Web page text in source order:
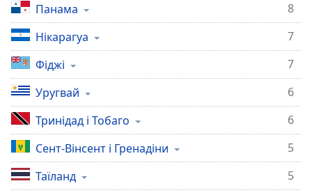
Панама
8
Нікарагуа
7
Фіджі
7
Уругвай
6
Тринідад і Тобаго
6
Сент-Вінсент і Гренадіни
5
Таїланд
5